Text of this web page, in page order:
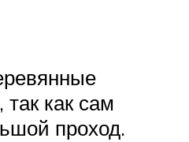
как сам
проход.